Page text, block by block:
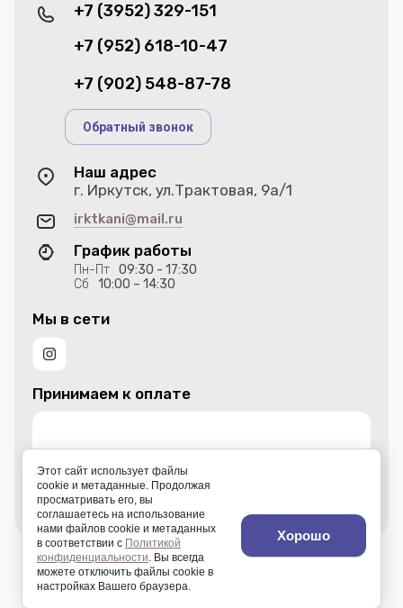
+7 (3952) 329-151
+7 (952) 618-10-47
+7 (902) 548-87-78
Обратный звонок
Наш адрес
г. Иркутск, ул.Трактовая, 9а/1
irktkani@mail.ru
График работы
Пн-Пт 09:30 - 17:30
Сб
10:00 – 14:30
Мы в сети
Принимаем к оплате
© 2012 - 2026 ООО Мебельные ткани
Этот сайт использует файлы
cookie и метаданные. Продолжая
просматривать его, вы
соглашаетесь на использование
нами файлов cookie и метаданных
в соответствии с Политикой
конфиденциальности. Вы всегда
можете отключить файлы cookie в
настройках Вашего браузера.
Хорошо